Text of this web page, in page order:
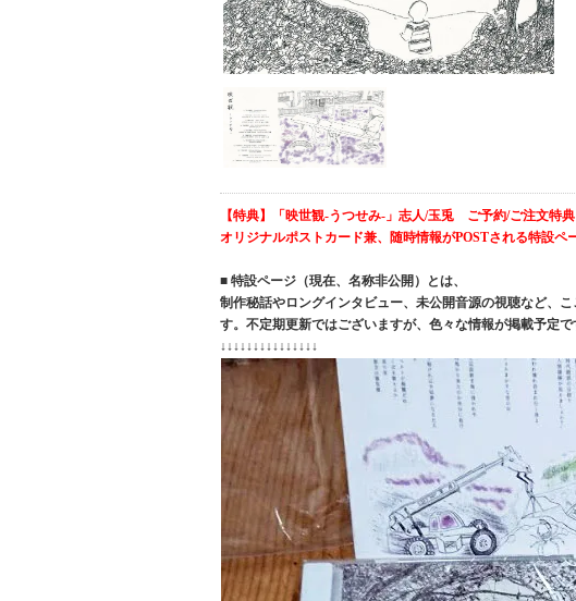
【特典】「映世観-うつせみ-」志人/玉兎 ご予約/ご注文特典
オリジナルポストカード兼、随時情報がPOSTされる特設
■ 特設ページ（現在、名称非公開）とは、
制作秘話やロングインタビュー、未公開音源の視聴など、
す。不定期更新ではございますが、色々な情報が掲載予定で
↓↓↓↓↓↓↓↓↓↓↓↓↓↓↓